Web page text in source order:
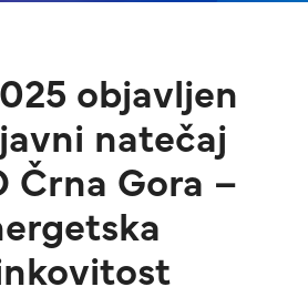
objavljen
natečaj
Črna Gora –